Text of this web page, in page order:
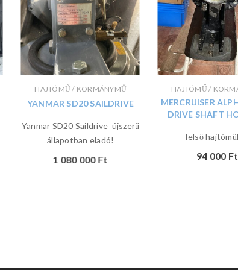
HAJTÓMŰ / KORMÁNYMŰ
YANMAR SD20 SAILDRIVE
Yanmar SD20 Saildrive újszerű
állapotban eladó!
1 080 000 Ft
HAJTÓMŰ /
MERCRUISER
DRIVE SHAFT
felső
94 000 Ft